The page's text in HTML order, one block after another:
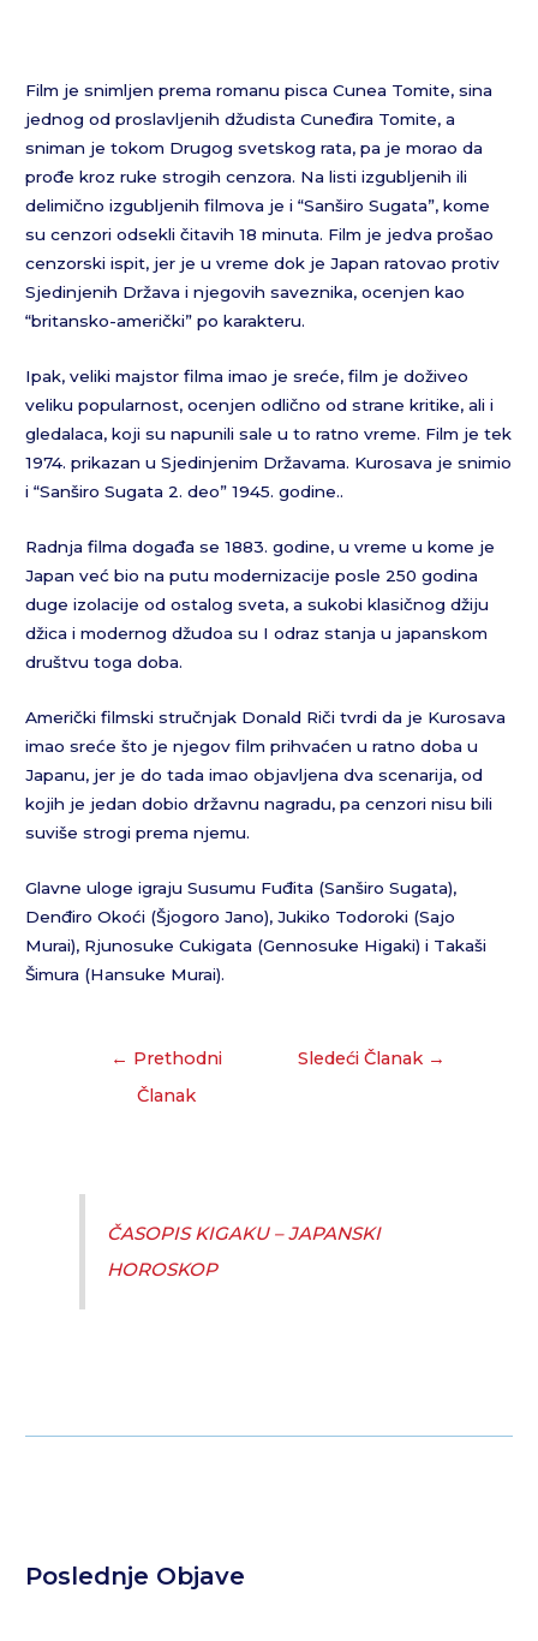
Film je snimljen prema romanu pisca Cunea Tomite, sina
jednog od proslavljenih džudista Cuneđira Tomite, a
sniman je tokom Drugog svetskog rata, pa je morao da
prođe kroz ruke strogih cenzora. Na listi izgubljenih ili
delimično izgubljenih filmova je i “Sanširo Sugata”, kome
su cenzori odsekli čitavih 18 minuta. Film je jedva prošao
cenzorski ispit, jer je u vreme dok je Japan ratovao protiv
Sjedinjenih Država i njegovih saveznika, ocenjen kao
“britansko-američki” po karakteru.
Ipak, veliki majstor filma imao je sreće, film je doživeo
veliku popularnost, ocenjen odlično od strane kritike, ali i
gledalaca, koji su napunili sale u to ratno vreme. Film je tek
1974. prikazan u Sjedinjenim Državama. Kurosava je snimio
i “Sanširo Sugata 2. deo” 1945. godine..
Radnja filma događa se 1883. godine, u vreme u kome je
Japan već bio na putu modernizacije posle 250 godina
duge izolacije od ostalog sveta, a sukobi klasičnog džiju
džica i modernog džudoa su I odraz stanja u japanskom
društvu toga doba.
Američki filmski stručnjak Donald Riči tvrdi da je Kurosava
imao sreće što je njegov film prihvaćen u ratno doba u
Japanu, jer je do tada imao objavljena dva scenarija, od
kojih je jedan dobio državnu nagradu, pa cenzori nisu bili
suviše strogi prema njemu.
Glavne uloge igraju Susumu Fuđita (Sanširo Sugata),
Denđiro Okoći (Šjogoro Jano), Jukiko Todoroki (Sajo
Murai), Rjunosuke Cukigata (Gennosuke Higaki) i Takaši
Šimura (Hansuke Murai).
← Prethodni
Članak
Sledeći Članak →
ČASOPIS KIGAKU – JAPANSKI
HOROSKOP
Poslednje Objave